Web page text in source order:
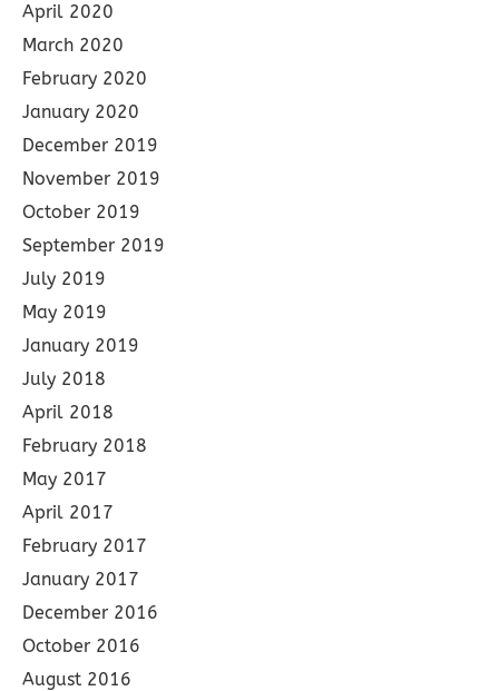
April 2020
March 2020
February 2020
January 2020
December 2019
November 2019
October 2019
September 2019
July 2019
May 2019
January 2019
July 2018
April 2018
February 2018
May 2017
April 2017
February 2017
January 2017
December 2016
October 2016
August 2016